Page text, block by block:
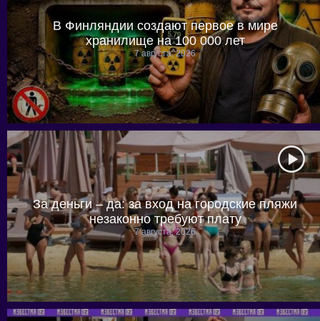
В Финляндии создают первое в мире
хранилище на 100 000 лет
7 августа, 2026
За деньги – да: за вход на городские пляжи
незаконно требуют плату
7 августа, 2026